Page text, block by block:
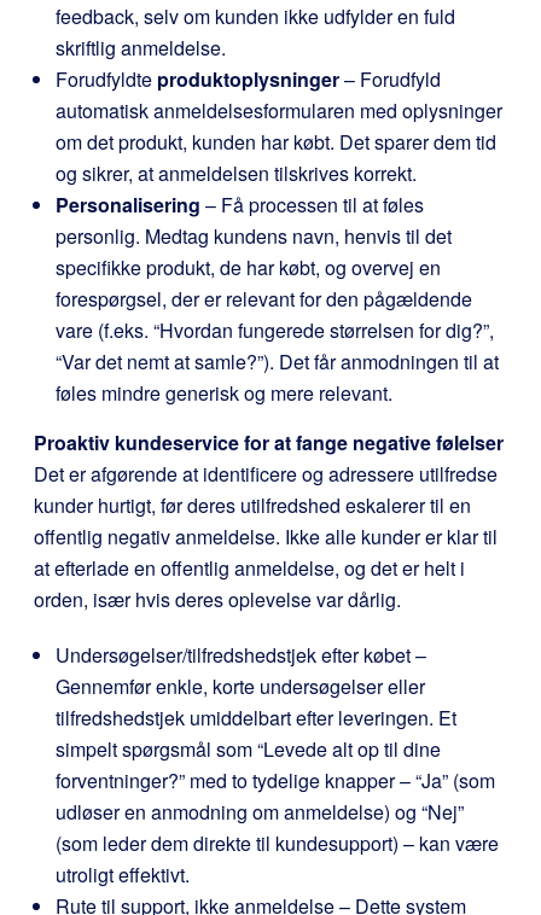
feedback, selv om kunden ikke udfylder en fuld
skriftlig anmeldelse.
Forudfyldte produktoplysninger– Forudfyld
automatisk anmeldelsesformularen med oplysninger
om det produkt, kunden har købt. Det sparer dem tid
og sikrer, at anmeldelsen tilskrives korrekt.
Personalisering – Få processen til at føles
personlig. Medtag kundens navn, henvis til det
specifikke produkt, de har købt, og overvej en
forespørgsel, der er relevant for den pågældende
vare (f.eks. “Hvordan fungerede størrelsen for dig?”,
“Var det nemt at samle?”). Det får anmodningen til at
føles mindre generisk og mere relevant.
Proaktiv kundeservice for at fange negative følelser
Det er afgørende at identificere og adressere utilfredse
kunder hurtigt, før deres utilfredshed eskalerer til en
offentlig negativ anmeldelse. Ikke alle kunder er klar til
at efterlade en offentlig anmeldelse, og det er helt i
orden, især hvis deres oplevelse var dårlig.
Undersøgelser/tilfredshedstjek efter købet –
Gennemfør enkle, korte undersøgelser eller
tilfredshedstjek umiddelbart efter leveringen. Et
simpelt spørgsmål som “Levede alt op til dine
forventninger?” med to tydelige knapper – “Ja” (som
udløser en anmodning om anmeldelse) og “Nej”
(som leder dem direkte til kundesupport) – kan være
utroligt effektivt.
Rute til support, ikke anmeldelse – Dette system